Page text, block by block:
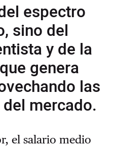
espectro
sino del
y de la
genera
las
mercado.
el salario medio